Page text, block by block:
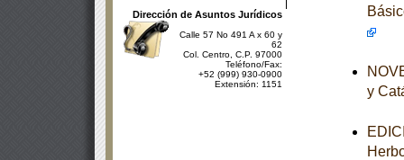
Dirección de Asuntos Jurídicos
Calle 57 No 491 A x 60 y
62
Col. Centro, C.P. 97000
Teléfono/Fax:
+52 (999) 930-0900
Extensión: 1151
y